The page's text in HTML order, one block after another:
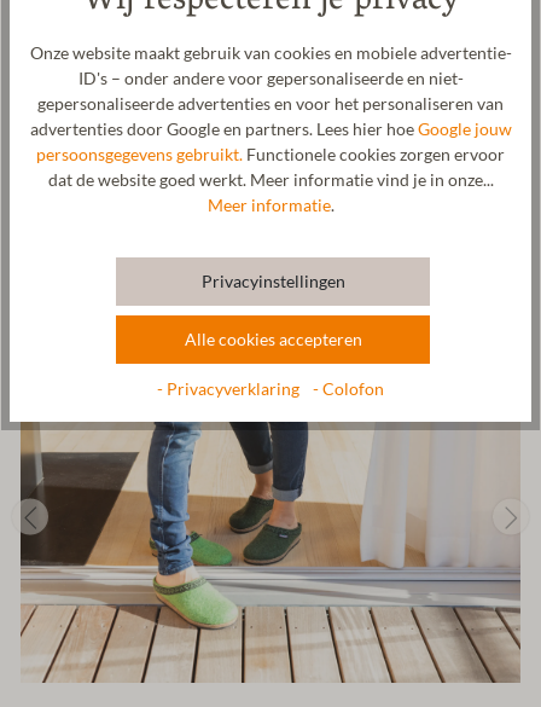
100% mulesing-vrije merinowol. De kurk-latexzool is bijzonder
hiel en voorzien van teenuitsparingen. Zo zorgt de Stegmann-zool
voor ontspanning tijdens het lopen, is schokdempend en
bevorderlijk voor de gezondheid. De merinowol is bijzonder fijn,
antibacterieel en temperatuurregulerend. Deze comfortabele
vilten klomp wordt van de bovenstof tot de zool vervaardigd in
onze fabriek in Tirol, Oostenrijk.
Bahnhof, OOSTENRIJK,office@gottstein.at
Onze website maakt gebruik van cookies en mobiele advertentie-
ID's – onder andere voor gepersonaliseerde en niet-
gepersonaliseerde advertenties en voor het personaliseren van
advertenties door Google en partners. Lees hier hoeGoogle jouw
persoonsgegevens gebruikt. Functionele cookies zorgen ervoor
dat de website goed werkt. Meer informatie vind je in onze...
Meer informatie.
Privacyinstellingen
Alle cookies accepteren
- Privacyverklaring - Colofon